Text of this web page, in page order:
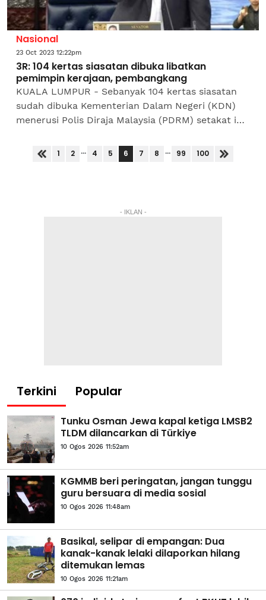
Nasional
23 Oct 2023 12:22pm
3R: 104 kertas siasatan dibuka libatkan
pemimpin kerajaan, pembangkang
KUALA LUMPUR - Sebanyak 104 kertas siasatan
sudah dibuka Kementerian Dalam Negeri (KDN)
menerusi Polis Diraja Malaysia (PDRM) setakat ini
(3R). Menteri...
1 2 ... 4 5 6 7 8 ... 99 100
- IKLAN -
Terkini Popular
Tunku Osman Jewa kapal ketiga LMSB2
TLDM dilancarkan di Türkiye
10 Ogos 2026 11:52am
KGMMB beri peringatan, jangan tunggu
guru bersuara di media sosial
10 Ogos 2026 11:48am
Basikal, selipar di empangan: Dua
kanak-kanak lelaki dilaporkan hilang
ditemukan lemas
10 Ogos 2026 11:21am